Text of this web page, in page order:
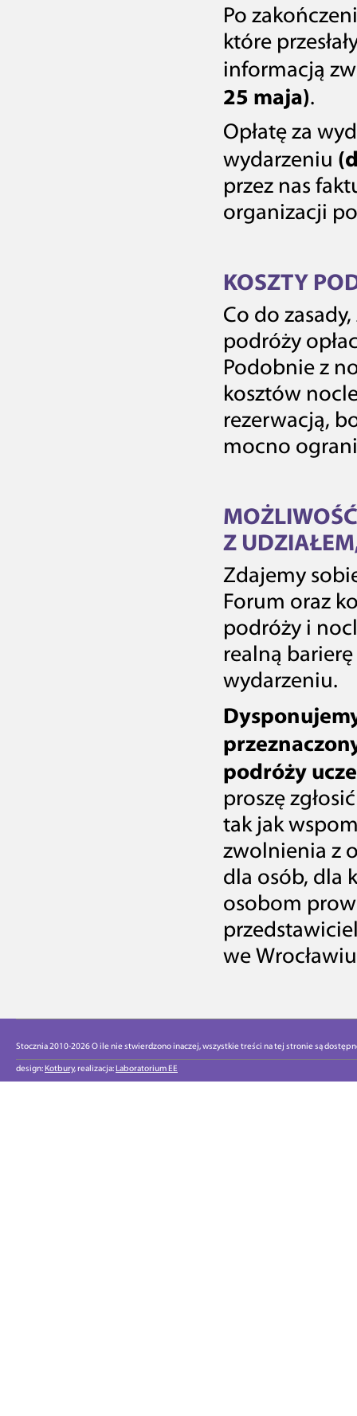
Po
które
informacją
25 maja).
Opłatę za
wydarzeniu
przez nas
organizacji
KOSZTY
Co do
podróży
Podobnie z
kosztów
rezerwacją,
mocno
Z
Zdajemy
Forum oraz
podróży i
realną
wydarzeniu.
podróży
proszę
tak jak
zwolnienia z
dla osób, dla
osobom
we
Stocznia 2010-2026 O ile nie stwierdzono inaczej, wszystkie treści na tej stronie są
design: Kotbury, realizacja: Laboratorium EE